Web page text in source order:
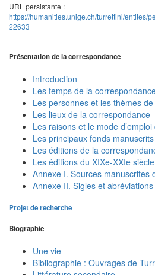
URL persistante :
https://humanities.unige.ch/turrettini/entites/
22633
Présentation de la correspondance
Introduction
Les temps de la
Les personnes et les thèmes
Les lieux de la correspondance
Les raisons et le mode d’emploi
Les principaux fonds manuscrits
Les éditions de la
Les éditions du XIXe-XXIe siècle
Annexe I. Sources manuscrites
Annexe II. Sigles et abréviations
Projet de recherche
Biographie
Une vie
Bibliographie : Ouvrages de